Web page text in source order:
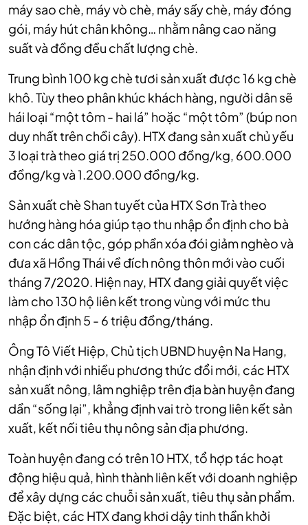
máy sao chè, máy vò chè, máy sấy chè, máy đóng
gói, máy hút chân không… nhằm nâng cao năng
suất và đồng đều chất lượng chè.
Trung bình 100 kg chè tươi sản xuất được 16 kg chè
khô. Tùy theo phân khúc khách hàng, người dân sẽ
hái loại “một tôm - hai lá” hoặc “một tôm” (búp non
duy nhất trên chồi cây). HTX đang sản xuất chủ yếu
3 loại trà theo giá trị 250.000 đồng/kg, 600.000
đồng/kg và 1.200.000 đồng/kg.
Sản xuất chè Shan tuyết của HTX Sơn Trà theo
hướng hàng hóa giúp tạo thu nhập ổn định cho bà
con các dân tộc, góp phần xóa đói giảm nghèo và
đưa xã Hồng Thái về đích nông thôn mới vào cuối
tháng 7/2020. Hiện nay, HTX đang giải quyết việc
làm cho 130 hộ liên kết trong vùng với mức thu
nhập ổn định 5 - 6 triệu đồng/tháng.
Ông Tô Viết Hiệp, Chủ tịch UBND huyện Na Hang,
nhận định với nhiều phương thức đổi mới, các HTX
sản xuất nông, lâm nghiệp trên địa bàn huyện đang
dần “sống lại”, khẳng định vai trò trong liên kết sản
xuất, kết nối tiêu thụ nông sản địa phương.
Toàn huyện đang có trên 10 HTX, tổ hợp tác hoạt
động hiệu quả, hình thành liên kết với doanh nghiệp
để xây dựng các chuỗi sản xuất, tiêu thụ sản phẩm.
Đặc biệt, các HTX đang khơi dậy tinh thần khởi